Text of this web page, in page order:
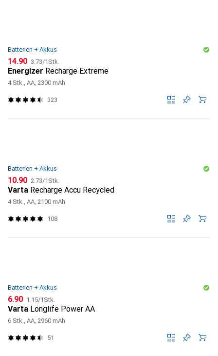
Batterien + Akkus
CHF
14.90 CHF
3.73/1Stk.
Energizer Recharge Extreme
4 Stk., AA, 2300 mAh
323
Batterien + Akkus
CHF
10.90 CHF
2.73/1Stk.
Varta Recharge Accu Recycled
4 Stk., AA, 2100 mAh
108
Batterien + Akkus
CHF
6.90 CHF
1.15/1Stk.
Varta Longlife Power AA
6 Stk., AA, 2960 mAh
51